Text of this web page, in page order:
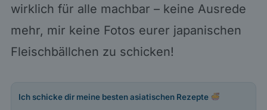
wirklich für alle machbar – keine Ausrede
mehr, mir keine Fotos eurer japanischen
Fleischbällchen zu schicken!
Ich schicke dir meine besten asiatischen Rezepte